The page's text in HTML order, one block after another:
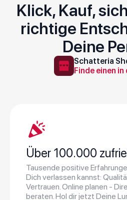
Klick, Kauf,
richtige
Deine
Schatteria
Finde einen in
Über 100.000
Tausende positive
Dich verlassen kannst:
Vertrauen. Online planen -
beraten. Hol dir jetzt Deine